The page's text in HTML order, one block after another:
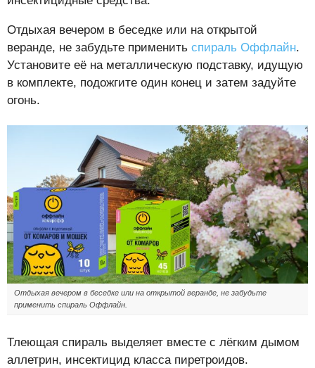
Отдыхая вечером в беседке или на открытой
веранде, не забудьте применить спираль Оффлайн.
Установите её на металлическую подставку, идущую
в комплекте, подожгите один конец и затем задуйте
огонь.
Отдыхая вечером в беседке или на открытой веранде, не забудьте
применить спираль Оффлайн.
Тлеющая спираль выделяет вместе с лёгким дымом
аллетрин, инсектицид класса пиретроидов.